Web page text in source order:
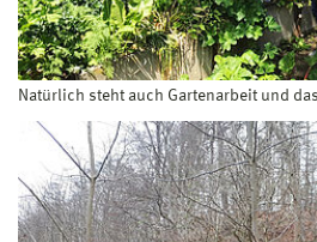
Natürlich steht auch Gartenarbeit und